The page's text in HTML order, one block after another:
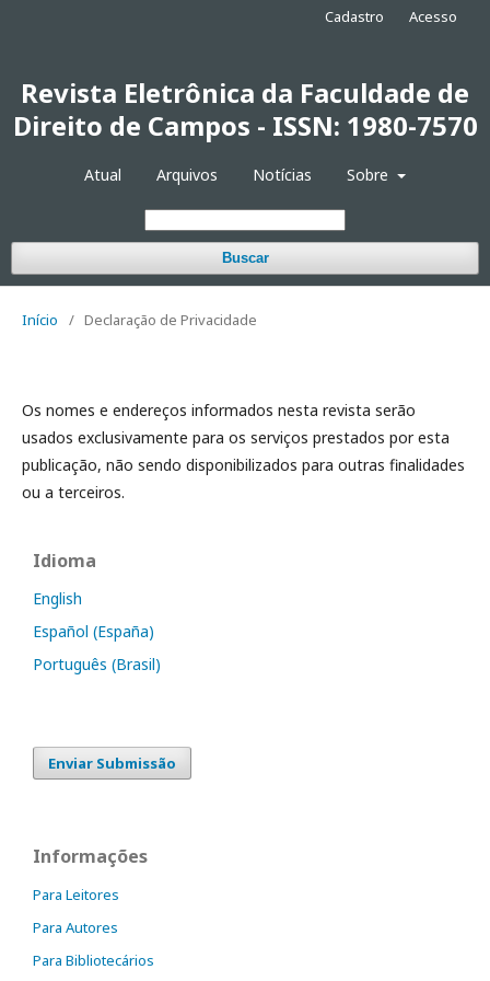
Revista Eletrônica da Faculdade de
Direito de Campos - ISSN: 1980-7570
Atual Arquivos Notícias Sobre
Buscar
Cadastro Acesso
Início / Declaração de Privacidade
Os nomes e endereços informados nesta revista serão
usados exclusivamente para os serviços prestados por esta
publicação, não sendo disponibilizados para outras finalidades
ou a terceiros.
Idioma
English
Español (España)
Português (Brasil)
Enviar Submissão
Informações
Para Leitores
Para Autores
Para Bibliotecários